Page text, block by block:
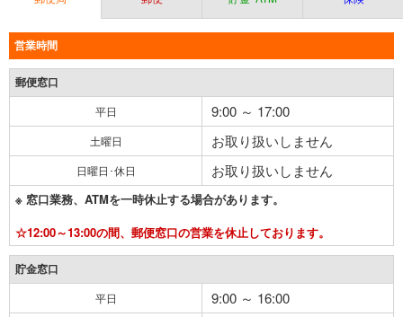
営業時間
郵便窓口
平日 9:00 ～ 17:00
土曜日 お取り扱いしません
日曜日･休日 お取り扱いしません
※ 窓口業務、ATMを一時休止する場合があります。
☆12:00～13:00の間、郵便窓口の営業を休止しております。
貯金窓口
平日 9:00 ～ 16:00